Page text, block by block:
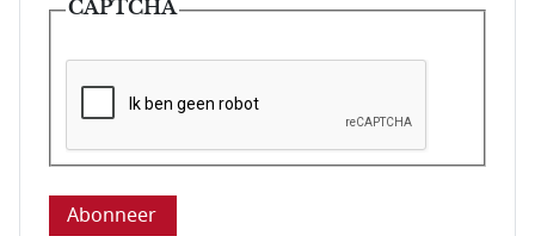
CAPTCHA
Deze vraag is om te controleren dat u een mens